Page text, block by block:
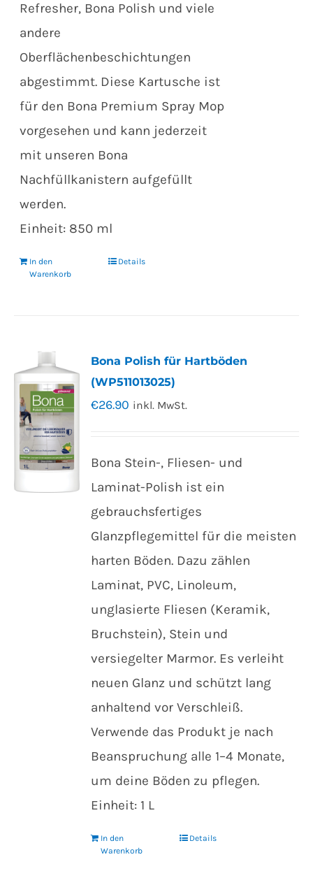
Refresher, Bona Polish und viele
andere
Oberflächenbeschichtungen
abgestimmt. Diese Kartusche ist
für den Bona Premium Spray Mop
vorgesehen und kann jederzeit
mit unseren Bona
Nachfüllkanistern aufgefüllt
werden.
Einheit: 850 ml
In den
Warenkorb
Details
Bona Polish für Hartböden
(WP511013025)
€26.90 inkl. MwSt.
Bona Stein-, Fliesen- und
Laminat-Polish ist ein
gebrauchsfertiges
Glanzpflegemittel für die meisten
harten Böden. Dazu zählen
Laminat, PVC, Linoleum,
unglasierte Fliesen (Keramik,
Bruchstein), Stein und
versiegelter Marmor. Es verleiht
neuen Glanz und schützt lang
anhaltend vor Verschleiß.
Verwende das Produkt je nach
Beanspruchung alle 1–4 Monate,
um deine Böden zu pflegen.
Einheit: 1 L
In den
Warenkorb
Details